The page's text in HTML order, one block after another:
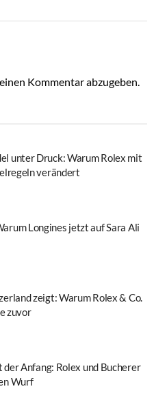
Kommentar abzugeben.
unter Druck: Warum Rolex mit
verändert
Longines jetzt auf Sara Ali
zeigt: Warum Rolex & Co.
zuvor
Anfang: Rolex und Bucherer
Wurf